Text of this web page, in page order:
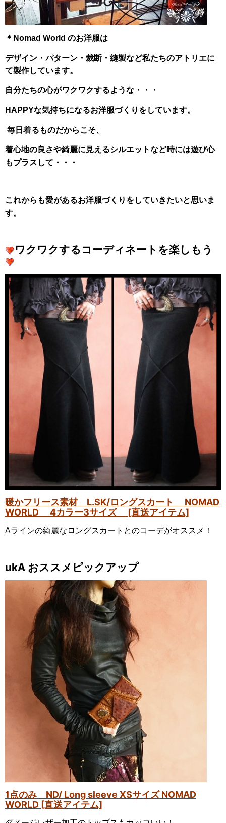
＊Nomad World のお洋服は
デザイン・パターン・裁断・縫製など私たちのアトリエに
て製作しています。
自分たちの心がワクワクするような・・・
HAPPYな気持ちになるお洋服づくりをしています。
毎日着るものだからこそ、
着心地の良さや綺麗に見えるシルエットなど時には遊び心
もプラスして・・・
これからも愛があるお洋服づくりをしていきたいと思いま
す。
ワクワクするコーディネートを楽しもう
暖かフリース素材 L.SK/ロングスカート NOMAD
WORLD 4カラー3サイズ [直送アイテム]
Aラインの綺麗なロングスカートとのコーデがオススメ！
ukA おススメピックアップ
1点のみ ND/ Long sleeve XSサイズ NOMAD
WORLD [直送アイテム]